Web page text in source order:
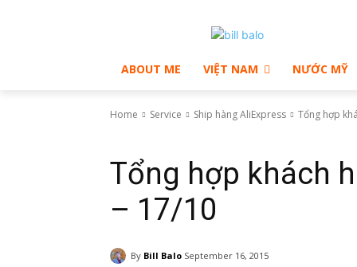
ABOUT ME VIỆT NAM NƯỚC MỸ
Home Service Ship hàng AliExpress Tổng hợp
Tổng hợp khách
– 17/10
By Bill Balo September 16, 2015